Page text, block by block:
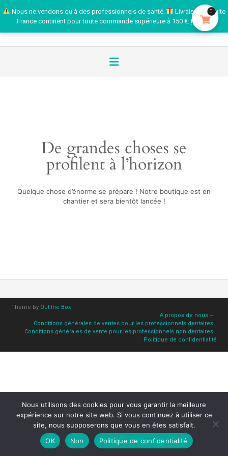
Nous ne vendons qu'à des professionnels de santé.
Livraison gratuite
France continent pour toute commande supérieure à 150 €. Ignorer
De grandes choses se
profilent à l’horizon
Quelque chose d’énorme se prépare ! Notre boutique est en
chantier et sera bientôt lancée !
Theme by Out the Box
A propos de nous –
Conditions générales de ventes pour les professionnels dentaires
Conditions générales de vente pour les professionnels non dentaires
Politique de confidentialité
0
Nous utilisons des cookies pour vous garantir la meilleure
expérience sur notre site web. Si vous continuez à utiliser ce
site, nous supposerons que vous en êtes satisfait.
OK
Non Politique de confidentialité